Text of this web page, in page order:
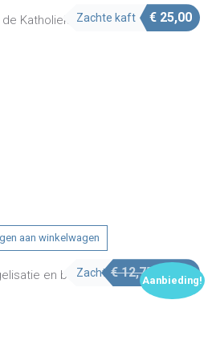
Zachte kaft € 25,00
aan winkelwagen
Aanbieding!
Zachte kaft
€12,75 € 7,50